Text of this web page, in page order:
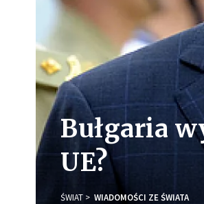
Bułgaria
UE?
ŚWIAT WIADOMOŚCI ZE ŚWIATA